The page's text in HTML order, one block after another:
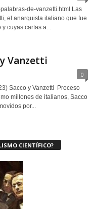
de-vanzetti.html Las
el anarquista italiano que fue
cuyas cartas a...
Vanzetti
0
Sacco y Vanzetti Proceso
millones de italianos, Sacco
por...
CIENTÍFICO?